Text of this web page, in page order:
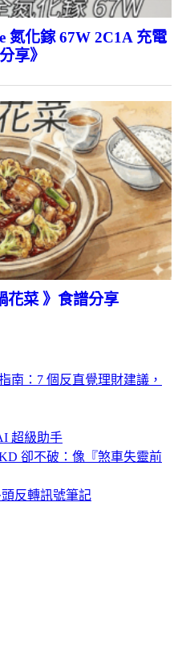
氮化鎵 67W 2C1A 充電
享》
花菜 》食譜分享
南：7 個反直覺理財建議，
超級助手
卻不破：像『煞車失靈前
反轉訊號筆記